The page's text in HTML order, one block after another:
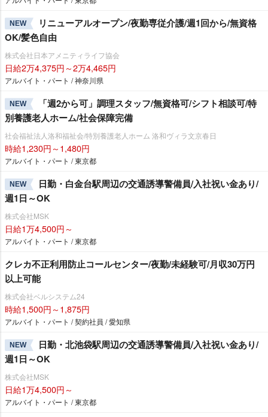
NEW
リニューアルオープン/夜勤専従介護/週1回から/無資格
OK/髪色自由
株式会社日本アメニティライフ協会
日給2万4,375円～2万4,465円
アルバイト・パート / 神奈川県
NEW
「週2から可」調理スタッフ/無資格可/シフト相談可/特
別養護老人ホーム/社会保障完備
社会福祉法人洛和福祉会/特別養護老人ホーム 洛和ヴィラ文京春日
時給1,230円～1,480円
アルバイト・パート / 東京都
NEW
日勤・白金台駅周辺の交通誘導警備員/入社祝い金あり/
週1日～OK
株式会社MSK
日給1万4,500円～
アルバイト・パート / 東京都
クレカ不正利用防止コールセンター/夜勤/未経験可/月収30万円
以上可能
株式会社ベルシステム24
時給1,500円～1,875円
アルバイト・パート / 契約社員 / 愛知県
NEW
日勤・北池袋駅周辺の交通誘導警備員/入社祝い金あり/
週1日～OK
株式会社MSK
日給1万4,500円～
アルバイト・パート / 東京都